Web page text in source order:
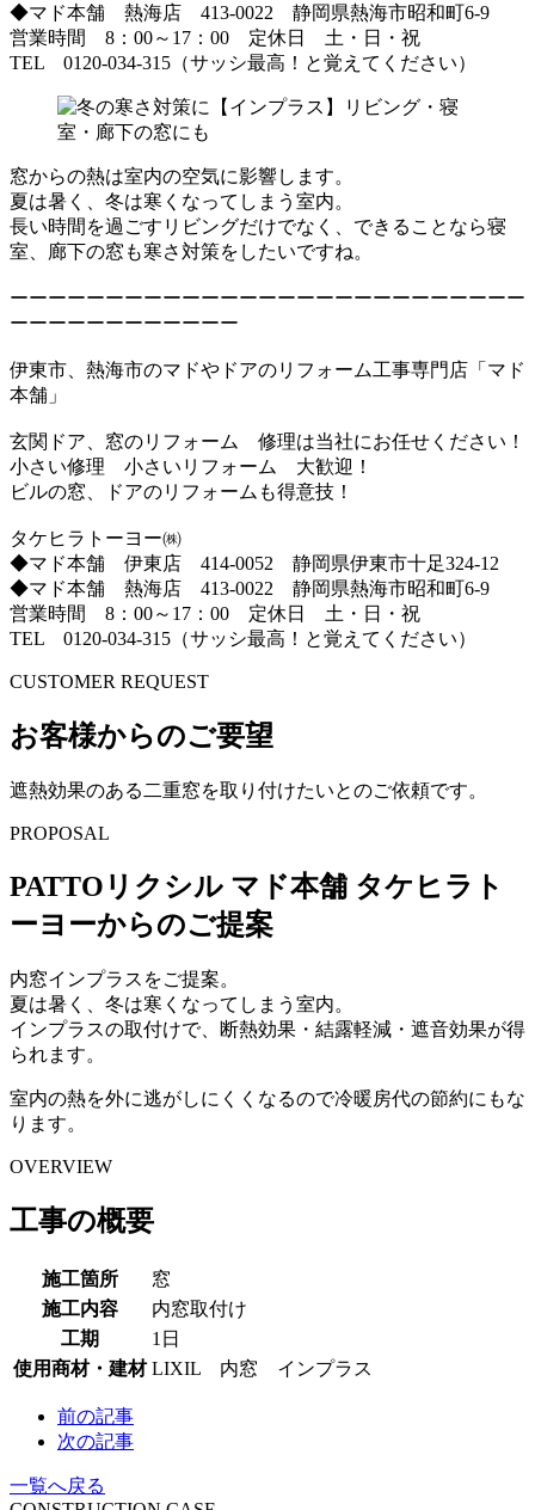
◆マド本舗 熱海店 413-0022 静岡県熱海市昭和町6-9
営業時間 8：00～17：00 定休日 土・日・祝
TEL 0120-034-315（サッシ最高！と覚えてください）
窓からの熱は室内の空気に影響します。
夏は暑く、冬は寒くなってしまう室内。
長い時間を過ごすリビングだけでなく、できることなら寝
室、廊下の窓も寒さ対策をしたいですね。
ーーーーーーーーーーーーーーーーーーーーーーーーーーー
ーーーーーーーーーーーー
伊東市、熱海市のマドやドアのリフォーム工事専門店「マド
本舗」
玄関ドア、窓のリフォーム 修理は当社にお任せください！
小さい修理 小さいリフォーム 大歓迎！
ビルの窓、ドアのリフォームも得意技！
タケヒラトーヨー㈱
◆マド本舗 伊東店 414-0052 静岡県伊東市十足324-12
◆マド本舗 熱海店 413-0022 静岡県熱海市昭和町6-9
営業時間 8：00～17：00 定休日 土・日・祝
TEL 0120-034-315（サッシ最高！と覚えてください）
CUSTOMER REQUEST
お客様からのご要望
遮熱効果のある二重窓を取り付けたいとのご依頼です。
PROPOSAL
PATTOリクシル マド本舗 タケヒラト
ーヨーからのご提案
内窓インプラスをご提案。
夏は暑く、冬は寒くなってしまう室内。
インプラスの取付けで、断熱効果・結露軽減・遮音効果が得
られます。
室内の熱を外に逃がしにくくなるので冷暖房代の節約にもな
ります。
OVERVIEW
工事の概要
施工箇所
窓
施工内容
内窓取付け
工期
1日
使用商材・建材 LIXIL 内窓 インプラス
前の記事
次の記事
一覧へ戻る